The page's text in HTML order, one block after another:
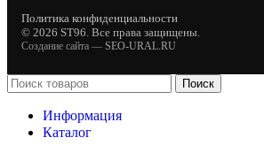
Политика конфиденциальности
© 2026 ST96. Все права защищены.
Создание сайта — SEO-URAL.RU
Поиск
Информация
Каталог